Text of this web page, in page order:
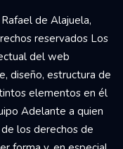
de Alajuela,
reservados Los
del web
diseño, estructura de
elementos en él
Adelante a quien
los derechos de